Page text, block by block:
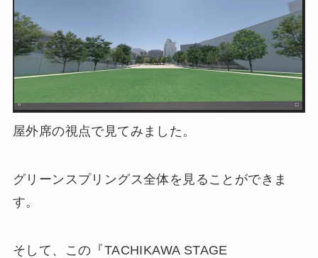
屋外席の視点で見てみました。
グリーンスプリングス全体を見ることができま
す。
そして、この『TACHIKAWA STAGE